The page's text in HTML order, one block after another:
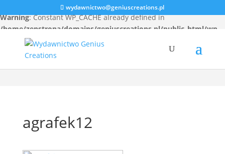
Warning: Constant WP_CACHE already defined in
/home/zenstrona/domains/geniuscreations.pl/public_html/wp-
config.phpon line94
wydawnictwo@geniuscreations.pl
agrafek12